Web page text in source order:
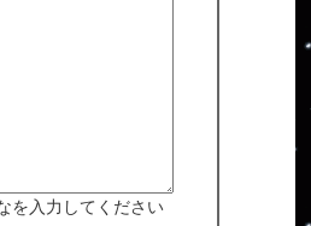
を入力してください